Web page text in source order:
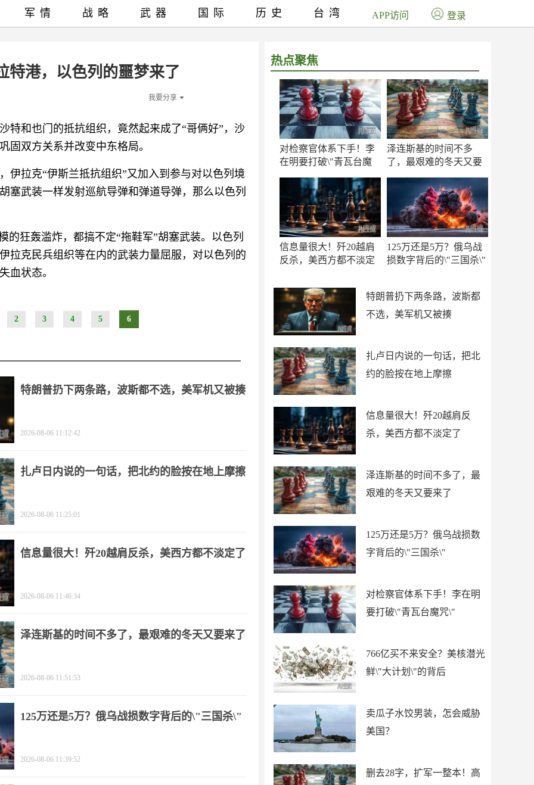
特港，以色列的噩梦来了
我要分享
特和也门的抵抗组织，竟然起来成了“哥俩好”，沙
固双方关系并改变中东格局。
伊拉克“伊斯兰抵抗组织”又加入到参与对以色列境
塞武装一样发射巡航导弹和弹道导弹，那么以色列
的狂轰滥炸，都搞不定“拖鞋军”胡塞武装。以色列
拉克民兵组织等在内的武装力量屈服，对以色列的
血状态。
2 3 4 5 6
热点聚焦
对检察官体系下手！李
在明要打破\"青瓦台魔
泽连斯基的时间不多
了，最艰难的冬天又要
信息量很大！歼20越肩
反杀，美西方都不淡定
125万还是5万？俄乌战
损数字背后的\"三国杀\"
特朗普扔下两条路，波斯都
不选，美军机又被揍
扎卢日内说的一句话，把北
约的脸按在地上摩擦
信息量很大！歼20越肩反
杀，美西方都不淡定了
泽连斯基的时间不多了，最
艰难的冬天又要来了
125万还是5万？俄乌战损数
字背后的\"三国杀\"
对检察官体系下手！李在明
要打破\"青瓦台魔咒\"
766亿买不来安全？美核潜光
鲜\"大计划\"的背后
卖瓜子水饺男装，怎会威胁
美国？
删去28字，扩军一整本！高
军情 战略 武器 国际 历史 台湾 APP访问 登录
特朗普扔下两条路，波斯都不选，美军机又被揍
2026-08-06 11:12:42
扎卢日内说的一句话，把北约的脸按在地上摩擦
2026-08-06 11:25:01
信息量很大！歼20越肩反杀，美西方都不淡定了
2026-08-06 11:46:34
泽连斯基的时间不多了，最艰难的冬天又要来了
2026-08-06 11:51:53
125万还是5万？俄乌战损数字背后的\"三国杀\"
2026-08-06 11:39:52